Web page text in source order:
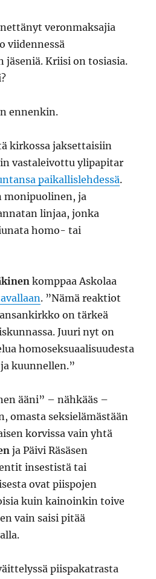
veronmaksajia
viidennessä
jäseniä. Kriisi on tosiasia.
ennenkin.
kirkossa jaksettaisiin
vastaleivottu ylipapitar
paikallislehdessä.
monipuolinen, ja
linjaa, jonka
homo- tai
komppaa Askolaa
. ”Nämä reaktiot
on tärkeä
Juuri nyt on
homoseksuaalisuudesta
kuunnellen.”
ääni” – nähkääs –
omasta seksielämästään
korvissa vain yhtä
ja Päivi Räsäsen
insestistä tai
ovat piispojen
kuin kainoinkin toive
vain saisi pitää
piispakatrasta